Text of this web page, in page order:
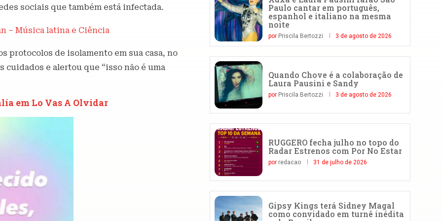
sociais que também está infectada.
– Música latina e Ciência
protocolos de isolamento em sua casa, no
cuidados e alertou que “isso não é uma
em Lo Vas A Olvidar
Paulo cantar em português,
espanhol e italiano na mesma
noite
por Priscila Bertozzi 3 de agosto de 2026
Quando Chove é a colaboração de
Laura Pausini e Sandy
por Priscila Bertozzi 3 de agosto de 2026
RUGGERO fecha julho no topo do
Radar Estrenos com Por No Estar
por redacao 31 de julho de 2026
Gipsy Kings terá Sidney Magal
como convidado em turnê inédita